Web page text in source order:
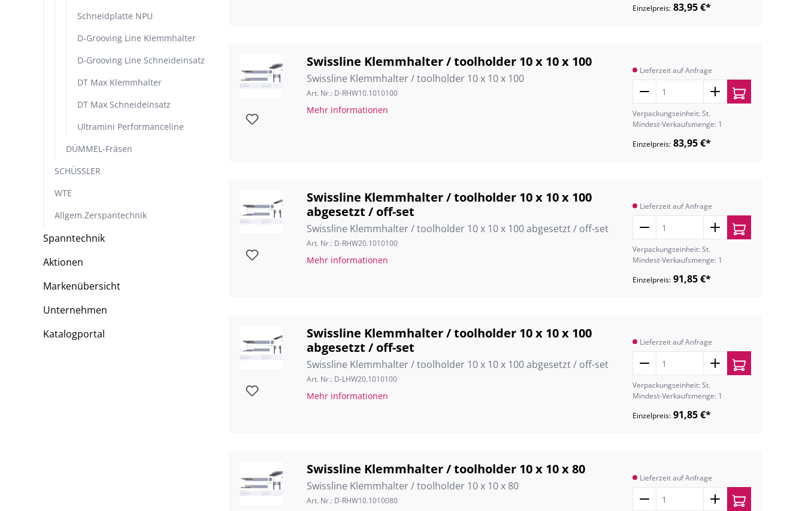
Schneidplatte NPU
D-Grooving Line Klemmhalter
D-Grooving Line Schneideinsatz
DT Max Klemmhalter
DT Max Schneideinsatz
Ultramini Performanceline
DÜMMEL-Fräsen
SCHÜSSLER
WTE
Allgem.Zerspantechnik
Spanntechnik
Aktionen
Markenübersicht
Unternehmen
Katalogportal
Einzelpreis: 83,95 €*
Swissline Klemmhalter / toolholder 10 x 10 x 100
Swissline Klemmhalter / toolholder 10 x 10 x 100
Art. Nr.: D-RHW10.1010100
Mehr informationen
Lieferzeit auf Anfrage
Verpackungseinheit: St.
Mindest-Verkaufsmenge: 1
Einzelpreis: 83,95 €*
Swissline Klemmhalter / toolholder 10 x 10 x 100
abgesetzt / off-set
Swissline Klemmhalter / toolholder 10 x 10 x 100 abgesetzt / off-set
Art. Nr.: D-RHW20.1010100
Mehr informationen
Lieferzeit auf Anfrage
Verpackungseinheit: St.
Mindest-Verkaufsmenge: 1
Einzelpreis: 91,85 €*
Swissline Klemmhalter / toolholder 10 x 10 x 100
abgesetzt / off-set
Swissline Klemmhalter / toolholder 10 x 10 x 100 abgesetzt / off-set
Art. Nr.: D-LHW20.1010100
Mehr informationen
Lieferzeit auf Anfrage
Verpackungseinheit: St.
Mindest-Verkaufsmenge: 1
Einzelpreis: 91,85 €*
Swissline Klemmhalter / toolholder 10 x 10 x 80
Swissline Klemmhalter / toolholder 10 x 10 x 80
Art. Nr.: D-RHW10.1010080
Lieferzeit auf Anfrage